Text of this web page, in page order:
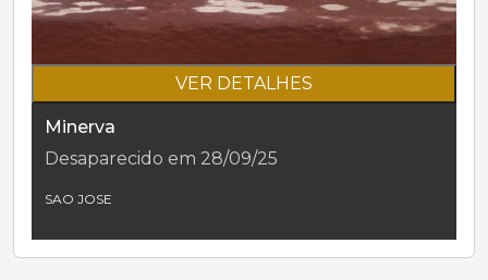
VER DETALHES
Minerva
Desaparecido em 28/09/25
SAO JOSE